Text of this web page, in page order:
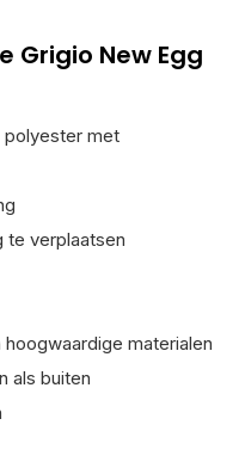
Grigio New Egg
polyester met
te verplaatsen
materialen
als buiten